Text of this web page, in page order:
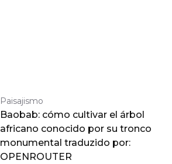
Paisajismo
Baobab: cómo cultivar el árbol
africano conocido por su tronco
monumental traduzido por:
OPENROUTER